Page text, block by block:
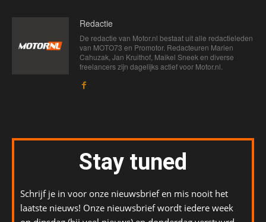
Redactie
De redactie van Motor.nl bestaat uit alle redactieleden
van MOTO73 en Promotor. Redacteuren Marien
Cahuzak, Jan Kruithof, Maikel Sneek en diverse
freelancers zijn dagelijks actief voor Motor.nl.
Stay tuned
Schrijf je in voor onze nieuwsbrief en mis nooit het
laatste nieuws! Onze nieuwsbrief wordt iedere week